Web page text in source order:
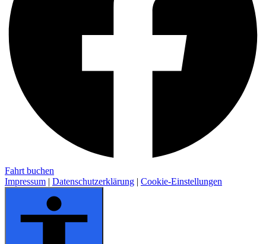
Fahrt buchen
Impressum | Datenschutzerklärung | Cookie-Einstellungen